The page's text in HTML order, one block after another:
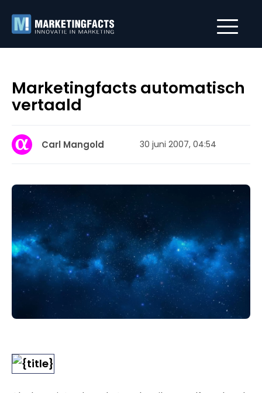
Marketingfacts automatisch
vertaald
Carl Mangold 30 juni 2007, 04:54